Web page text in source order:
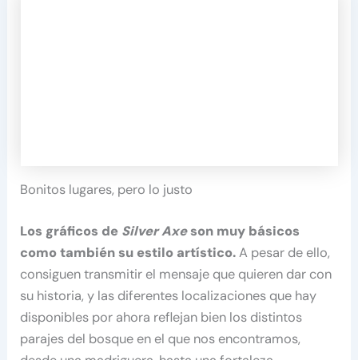
Bonitos lugares, pero lo justo
Los gráficos de Silver Axeson muy básicos
como también su estilo artístico.A pesar de ello,
consiguen transmitir el mensaje que quieren dar con
su historia, y las diferentes localizaciones que hay
disponibles por ahora reflejan bien los distintos
parajes del bosque en el que nos encontramos,